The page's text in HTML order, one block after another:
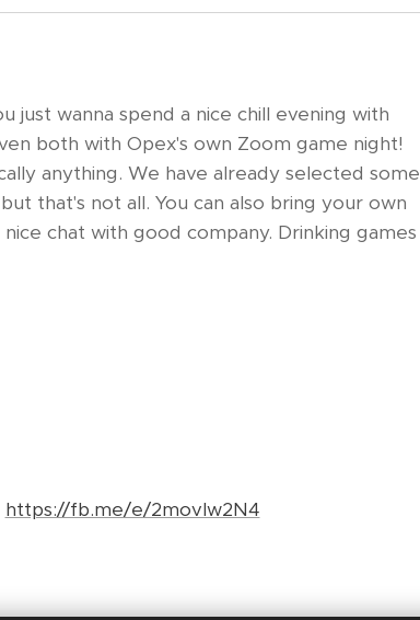
wanna spend a nice chill evening with
both with Opex's own Zoom game night!
anything. We have already selected some
that's not all. You can also bring your own
chat with good company. Drinking games
https://fb.me/e/2movIw2N4